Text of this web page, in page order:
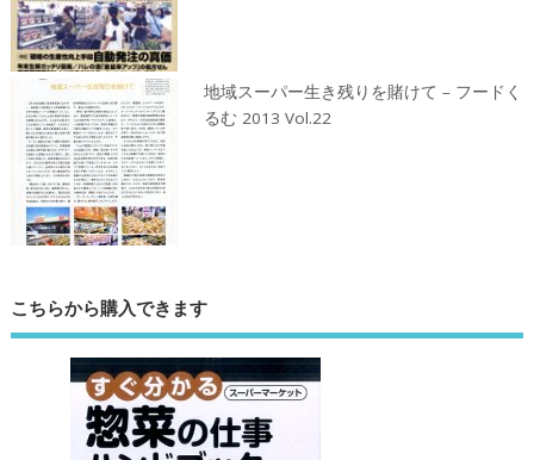
地域スーパー生き残りを賭けて – フードく
るむ 2013 Vol.22
こちらから購入できます